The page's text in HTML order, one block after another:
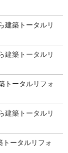
建築トータルリ
建築トータルリ
トータルリフォ
建築トータルリ
ータルリフォ